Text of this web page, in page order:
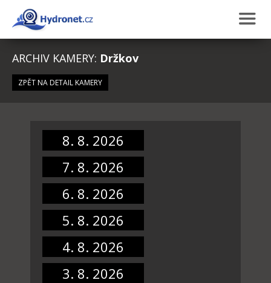
ARCHIV KAMERY: Držkov
ZPĚT NA DETAIL KAMERY
8. 8. 2026
7. 8. 2026
6. 8. 2026
5. 8. 2026
4. 8. 2026
3. 8. 2026